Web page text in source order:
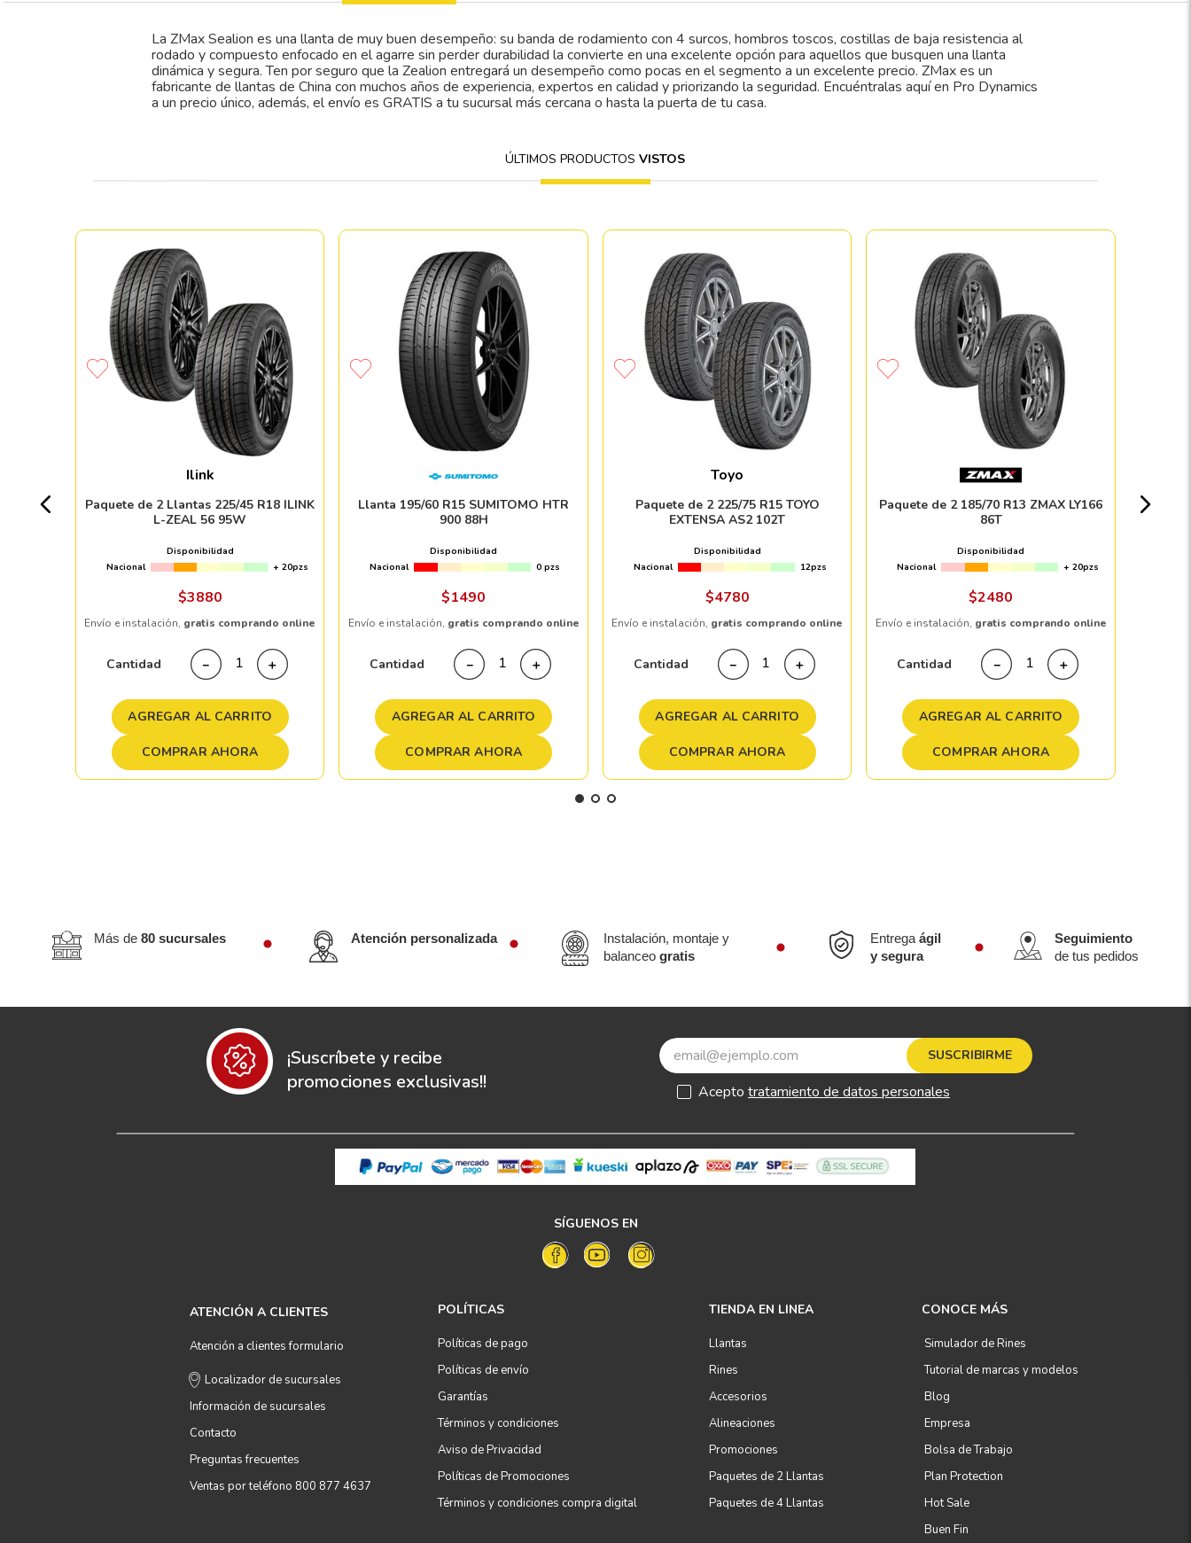
La ZMax Sealion es una llanta de muy buen desempeño: su banda de rodamiento con 4 surcos, hombros toscos, costillas de baja resistencia al
rodado y compuesto enfocado en el agarre sin perder durabilidad la convierte en una excelente opción para aquellos que busquen una llanta
dinámica y segura. Ten por seguro que la Zealion entregará un desempeño como pocas en el segmento a un excelente precio. ZMax es un
fabricante de llantas de China con muchos años de experiencia, expertos en calidad y priorizando la seguridad. Encuéntralas aquí en Pro Dynamics
a un precio único, además, el envío es GRATIS a tu sucursal más cercana o hasta la puerta de tu casa.
ÚLTIMOS PRODUCTOSVISTOS
Ilink
Paquete de 2 Llantas 225/45 R18 ILINK
L-ZEAL 56 95W
Disponibilidad
Nacional
+ 20pzs
$3880
Envío e instalación, gratis comprando online
Cantidad ＋
－
AGREGAR AL CARRITO
COMPRAR AHORA
Llanta 195/60 R15 SUMITOMO HTR
900 88H
Disponibilidad
Nacional
0 pzs
$1490
Envío e instalación, gratis comprando online
Cantidad ＋
－
AGREGAR AL CARRITO
COMPRAR AHORA
Toyo
Paquete de 2 225/75 R15 TOYO
EXTENSA AS2 102T
Disponibilidad
Nacional
12pzs
$4780
Envío e instalación, gratis comprando online
Cantidad ＋
－
AGREGAR AL CARRITO
COMPRAR AHORA
Paquete de 2 185/70 R13 ZMAX LY166
86T
Disponibilidad
Nacional
+ 20pzs
$2480
Envío e instalación, gratis comprando online
Cantidad ＋
－
AGREGAR AL CARRITO
COMPRAR AHORA
Más de 80 sucursales Atención personalizada
Instalación, montaje y
balanceogratis
Entregaágil
y segura
Seguimiento
de tus pedidos
¡Suscríbete y recibe
promociones exclusivas!!
SUSCRIBIRME
Acepto tratamiento de datos personales
SÍGUENOS EN
ATENCIÓN A CLIENTES
Atención a clientes formulario
Localizador de sucursales
Información de sucursales
Contacto
Preguntas frecuentes
Ventas por teléfono 800 877 4637
POLÍTICAS
Políticas de pago
Políticas de envío
Garantías
Términos y condiciones
Aviso de Privacidad
Políticas de Promociones
Términos y condiciones compra digital
TIENDA EN LINEA
Llantas
Rines
Accesorios
Alineaciones
Promociones
Paquetes de 2 Llantas
Paquetes de 4 Llantas
CONOCE MÁS
Simulador de Rines
Tutorial de marcas y modelos
Blog
Empresa
Bolsa de Trabajo
Plan Protection
Hot Sale
Buen Fin